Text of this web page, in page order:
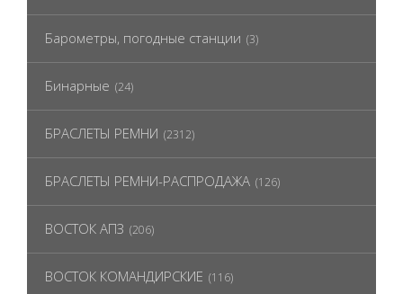
Барометры, погодные станции (3)
Бинарные (24)
БРАСЛЕТЫ РЕМНИ (2312)
БРАСЛЕТЫ РЕМНИ-РАСПРОДАЖА (126)
ВОСТОК АПЗ (206)
ВОСТОК КОМАНДИРСКИЕ (116)